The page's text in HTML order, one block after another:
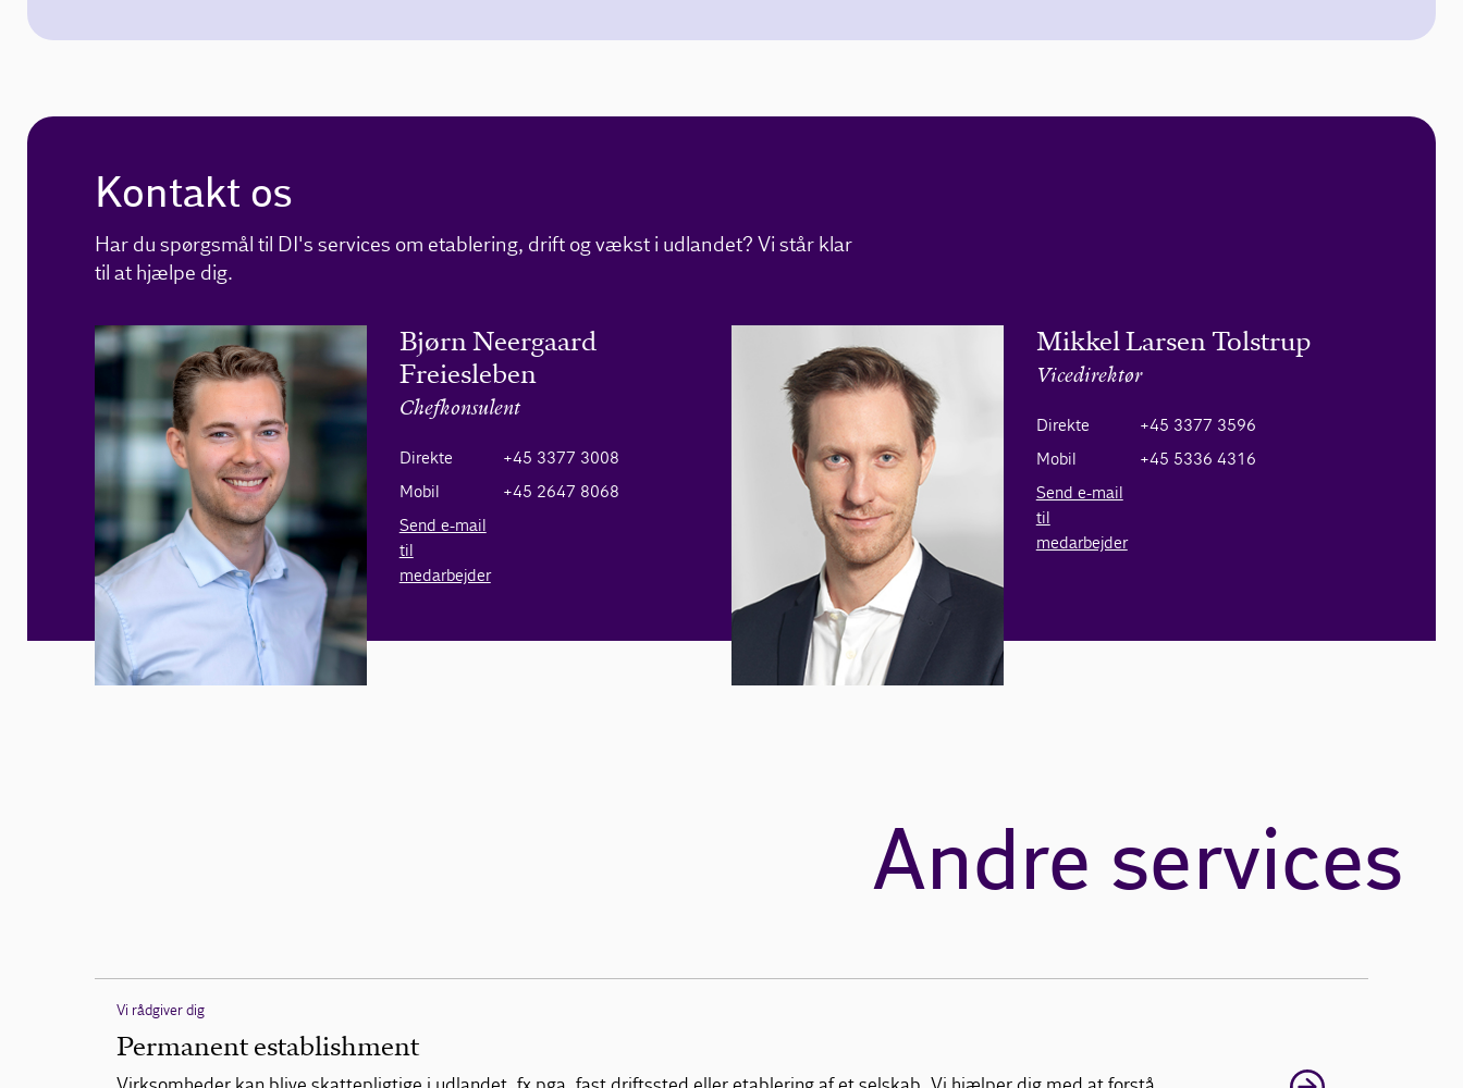
Kontakt os
Har du spørgsmål til DI's services om etablering, drift og vækst i udlandet? Vi står klar
til at hjælpe dig.
Bjørn Neergaard
Freiesleben
Chefkonsulent
Direkte
+45 3377 3008
Mobil
+45 2647 8068
Send e-mail
til
medarbejder
Mikkel Larsen Tolstrup
Vicedirektør
Direkte
+45 3377 3596
Mobil
+45 5336 4316
Send e-mail
til
medarbejder
Andre services
Vi rådgiver dig
Permanent establishment